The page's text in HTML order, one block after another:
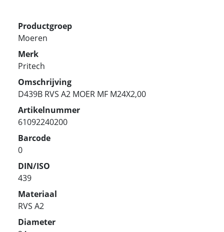
Productgroep
Moeren
Merk
Pritech
Omschrijving
D439B RVS A2 MOER MF M24X2,00
Artikelnummer
61092240200
Barcode
0
DIN/ISO
439
Materiaal
RVS A2
Diameter